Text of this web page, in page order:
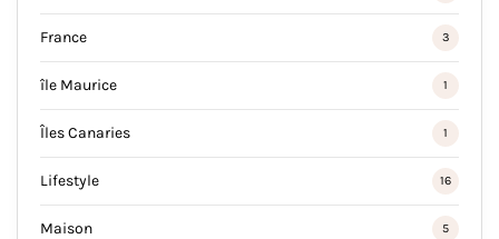
France 3
île Maurice 1
Îles Canaries 1
Lifestyle 16
Maison 5